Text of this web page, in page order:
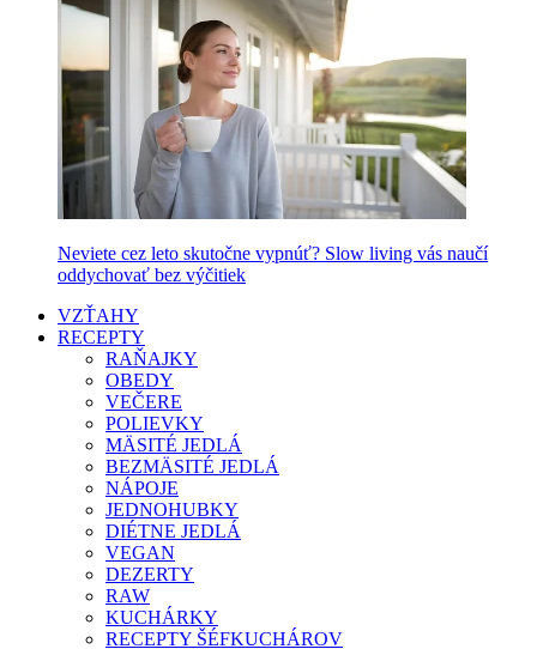
Neviete cez leto skutočne vypnúť? Slow living vás naučí
oddychovať bez výčitiek
VZŤAHY
RECEPTY
RAŇAJKY
OBEDY
VEČERE
POLIEVKY
MÄSITÉ JEDLÁ
BEZMÄSITÉ JEDLÁ
NÁPOJE
JEDNOHUBKY
DIÉTNE JEDLÁ
VEGAN
DEZERTY
RAW
KUCHÁRKY
RECEPTY ŠÉFKUCHÁROV